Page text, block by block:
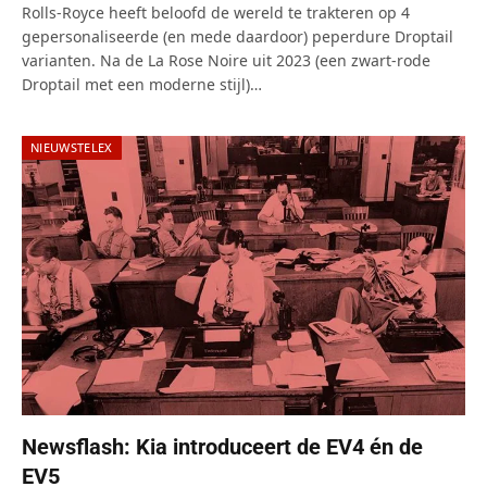
Rolls-Royce heeft beloofd de wereld te trakteren op 4
gepersonaliseerde (en mede daardoor) peperdure Droptail
varianten. Na de La Rose Noire uit 2023 (een zwart-rode
Droptail met een moderne stijl)…
NIEUWSTELEX
Newsflash: Kia introduceert de EV4 én de
EV5